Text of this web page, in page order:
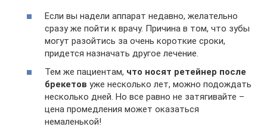
Если вы надели аппарат недавно, желательно
сразу же пойти к врачу. Причина в том, что зубы
могут разойтись за очень короткие сроки,
придется назначать другое лечение.
Тем же пациентам, что носят ретейнер после
брекетов уже несколько лет, можно подождать
несколько дней. Но все равно не затягивайте –
цена промедления может оказаться
немаленькой!